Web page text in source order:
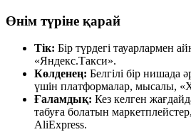
Өнім түріне қарай
Тік: Бір түрдегі тауарлармен
«Яндекс.Такси».
Көлденең: Белгілі бір нишада
үшін платформалар, мысалы,
Ғаламдық: Кез келген
табуға болатын
AliExpress.